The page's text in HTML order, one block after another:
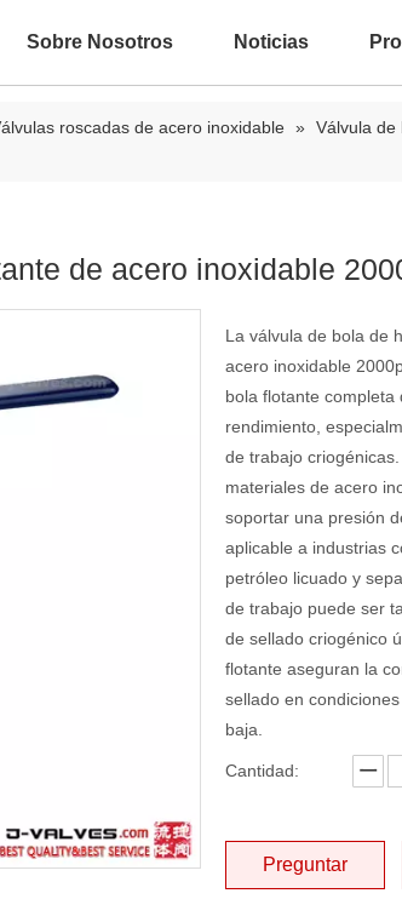
Sobre Nosotros Noticias
roscadas de acero inoxidable » Válvula de
de acero inoxidable
La válvula de bola de
acero inoxidable
bola flotante
rendimiento,
de trabajo
materiales de acero
soportar una presión
aplicable a industrias
petróleo licuado y
de trabajo puede ser
de sellado criogénico
flotante aseguran la
sellado en
baja.
Cantidad:
Preguntar